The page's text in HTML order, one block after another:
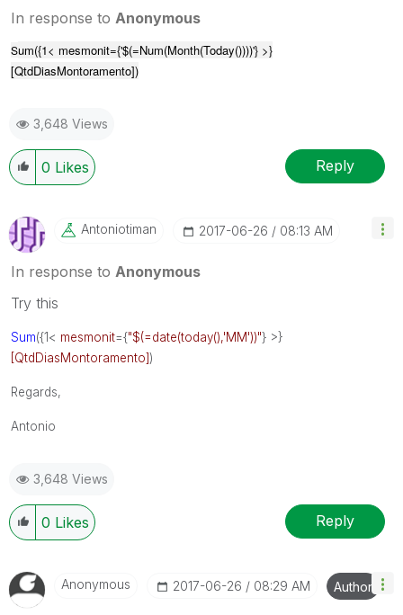
In response to Anonymous
Sum({1< mesmonit={'$(=Num(Month(Today())))'} >}
[QtdDiasMontoramento])
3,648 Views
0 Likes Reply
Antoniotiman ‎2017-06-26 08:13 AM
In response to Anonymous
Try this
Sum({1< mesmonit={"$(=date(today(),'MM'))"} >}
[QtdDiasMontoramento])
Regards,
Antonio
3,648 Views
0 Likes Reply
Anonymous ‎2017-06-26 08:29 AM Author